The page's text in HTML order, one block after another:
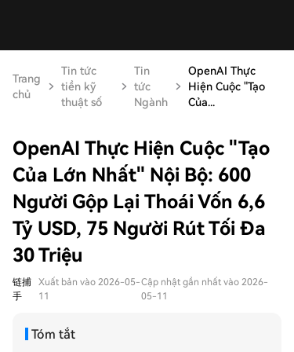
Trang
chủ
Tin tức
tiền kỹ
thuật số
Tin
tức
Ngành
OpenAI Thực
Hiện Cuộc "Tạo
Của...
OpenAI Thực Hiện Cuộc "Tạo
Của Lớn Nhất" Nội Bộ: 600
Người Gộp Lại Thoái Vốn 6,6
Tỷ USD, 75 Người Rút Tối Đa
30 Triệu
链捕
手
Xuất bản vào 2026-05-
11
Cập nhật gần nhất vào 2026-
05-11
Tóm tắt